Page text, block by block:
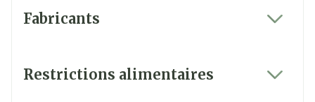
Fabricants
Restrictions alimentaires